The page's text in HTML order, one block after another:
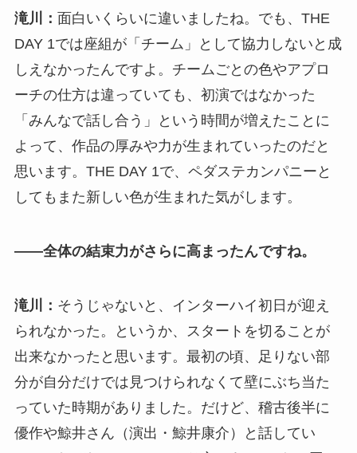
滝川： 面白いくらいに違いましたね。でも、THE
DAY 1では座組が「チーム」として協力しないと成
しえなかったんですよ。チームごとの色やアプロ
ーチの仕方は違っていても、初演ではなかった
「みんなで話し合う」という時間が増えたことに
よって、作品の厚みや力が生まれていったのだと
思います。THE DAY 1で、ペダステカンパニーと
してもまた新しい色が生まれた気がします。
――全体の結束力がさらに高まったんですね。
滝川： そうじゃないと、インターハイ初日が迎え
られなかった。というか、スタートを切ることが
出来なかったと思います。最初の頃、足りない部
分が自分だけでは見つけられなくて壁にぶち当た
っていた時期がありました。だけど、稽古後半に
優作や鯨井さん（演出・鯨井康介）と話してい